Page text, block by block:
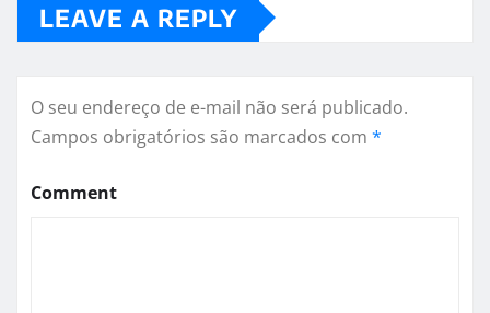
LEAVE A REPLY
O seu endereço de e-mail não será publicado.
Campos obrigatórios são marcados com *
Comment